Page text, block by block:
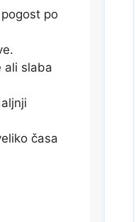
po
ali slaba
časa